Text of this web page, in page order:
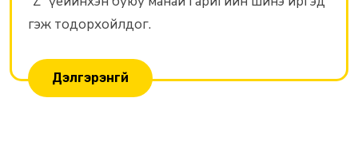
гэж тодорхойлдог.
Дэлгэрэнгүй